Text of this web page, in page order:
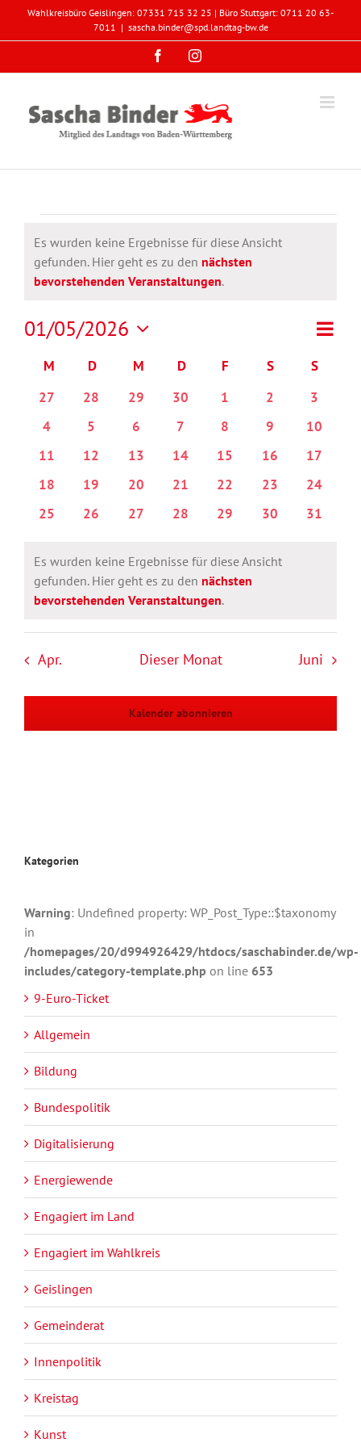
Wahlkreisbüro Geislingen: 07331 715 32 25 | Büro Stuttgart: 0711 20 63-
7011 | sascha.binder@spd.landtag-bw.de
FacebookInstagram
Veranstaltungen
Hinweis
Es wurden keine Ergebnisse für diese Ansicht
gefunden. Hier geht es zu den nächsten
bevorstehenden Veranstaltungen.
Monat
01/05/2026
wählen.
Kalender
von
M MONTAG
D DIENSTAG
M MITTWOCH
D DONNERSTAG
F FREITAG
SSAMSTAG
S
0
27
0
28
0
29
0
30
0
1
0
2
0
3
0
4
0
5
0
6
0
7
0
8
0
9
0
10
0
11
0
12
0
13
0
14
0
15
0
16
0
17
0
18
0
19
0
20
0
21
0
22
0
23
0
24
0
25
0
26
0
27
0
28
0
29
0
30
0
31
Hinweis
Es wurden keine Ergebnisse für diese Ansicht
gefunden. Hier geht es zu den nächsten
bevorstehenden Veranstaltungen.
Apr. Dieser Monat Juni
Kalender abonnieren
Kategorien
Warning: Undefined property: WP_Post_Type::$taxonomy
in
/homepages/20/d994926429/htdocs/saschabinder.de/wp-
includes/category-template.php on line 653
9-Euro-Ticket
Allgemein
Bildung
Bundespolitik
Digitalisierung
Energiewende
Engagiert im Land
Engagiert im Wahlkreis
Geislingen
Gemeinderat
Innenpolitik
Kreistag
Kunst